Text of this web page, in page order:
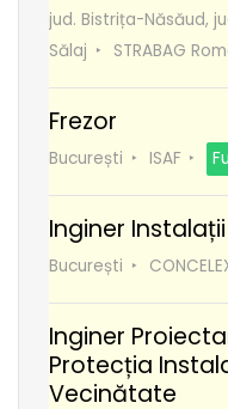
jud. Bistrița-Năsăud,
Sălaj
STRABAG
Frezor
București ISAF
Inginer
București
Inginer
Protecția
Vecinătate